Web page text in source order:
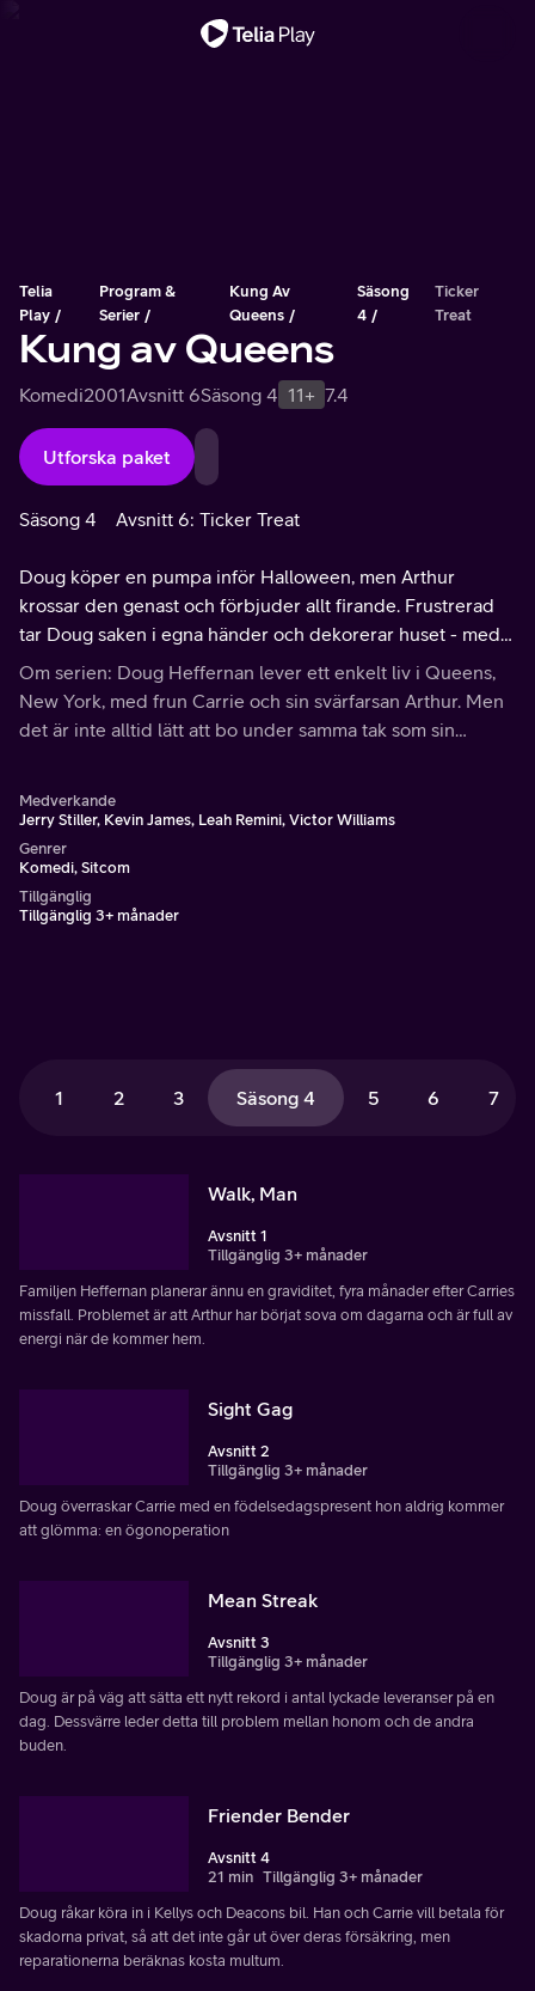
Telia
Play
Program &
Serier
Kung Av
Queens
Säsong
4
Ticker
Treat
Kung av Queens
Komedi2001Avsnitt 6Säsong 4 11+ 7.4
Utforska paket
Säsong 4 Avsnitt 6: Ticker Treat
Doug köper en pumpa inför Halloween, men Arthur
krossar den genast och förbjuder allt firande. Frustrerad
tar Doug saken i egna händer och dekorerar huset - med
fatala konsekvenser.
Om serien: Doug Heffernan lever ett enkelt liv i Queens,
New York, med frun Carrie och sin svärfarsan Arthur. Men
det är inte alltid lätt att bo under samma tak som sin
Medverkande
Jerry Stiller, Kevin James, Leah Remini, Victor Williams
Genrer
Komedi, Sitcom
Tillgänglig
Tillgänglig 3+ månader
1 2 3 Säsong 4 5 6 7
Walk, Man
Avsnitt 1
Tillgänglig 3+ månader
Familjen Heffernan planerar ännu en graviditet, fyra månader efter Carries
missfall. Problemet är att Arthur har börjat sova om dagarna och är full av
energi när de kommer hem.
Sight Gag
Avsnitt 2
Tillgänglig 3+ månader
Doug överraskar Carrie med en födelsedagspresent hon aldrig kommer
att glömma: en ögonoperation
Mean Streak
Avsnitt 3
Tillgänglig 3+ månader
Doug är på väg att sätta ett nytt rekord i antal lyckade leveranser på en
dag. Dessvärre leder detta till problem mellan honom och de andra
buden.
Friender Bender
Avsnitt 4
21 min Tillgänglig 3+ månader
Doug råkar köra in i Kellys och Deacons bil. Han och Carrie vill betala för
skadorna privat, så att det inte går ut över deras försäkring, men
reparationerna beräknas kosta multum.